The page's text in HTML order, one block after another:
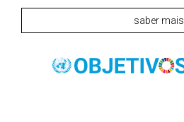
saber mais